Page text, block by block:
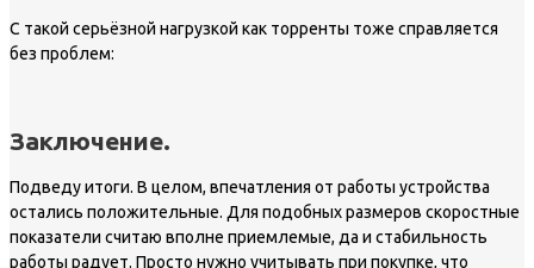
С такой серьёзной нагрузкой как торренты тоже справляется
без проблем:
Заключение.
Подведу итоги. В целом, впечатления от работы устройства
остались положительные. Для подобных размеров скоростные
показатели считаю вполне приемлемые, да и стабильность
работы радует. Просто нужно учитывать при покупке, что